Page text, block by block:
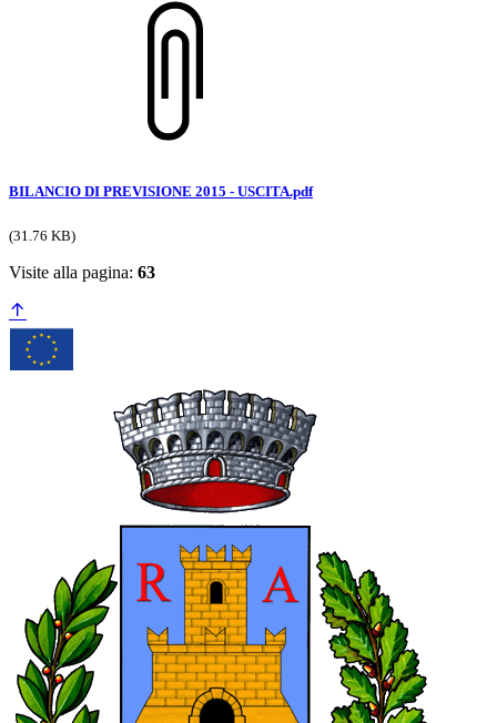
BILANCIO DI PREVISIONE 2015 - USCITA.pdf
(31.76 KB)
Visite alla pagina: 63